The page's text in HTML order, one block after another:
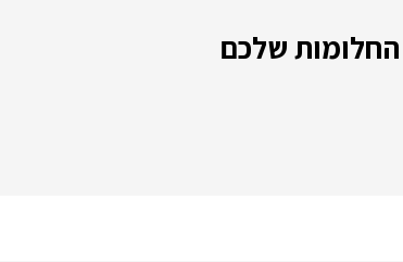
שלכם